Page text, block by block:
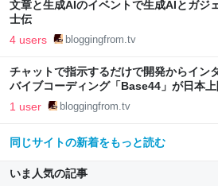
文章と生成AIのイベントで生成AIとガジ
士伝
4 users bloggingfrom.tv
チャットで指示するだけで開発からイン
バイブコーディング「Base44」が日本
1 user bloggingfrom.tv
同じサイトの新着をもっと読む
いま人気の記事